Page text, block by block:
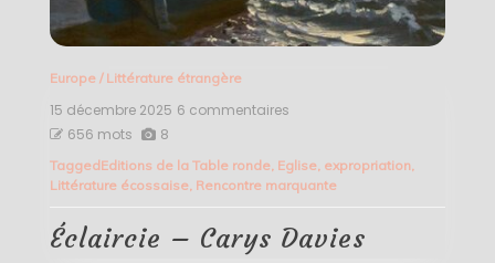
Europe/ Littérature étrangère
15 décembre 2025 6 commentaires
Carys
Davies
656 mots 8
TaggedEditions de la Table ronde, Eglise, expropriation,
Littérature écossaise, Rencontre marquante
Éclaircie – Carys Davies